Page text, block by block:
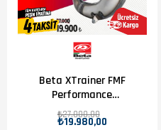
Beta XTrainer FMF
Performance
Egzoz
₺19.980,00
₺27.000,00